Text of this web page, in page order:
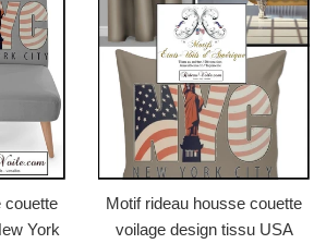
couette
York
Motif rideau housse couette
voilage design tissu USA